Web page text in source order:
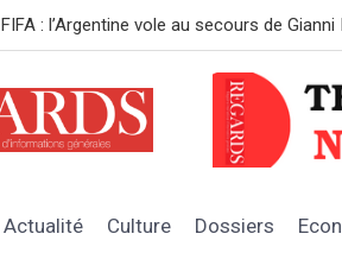
LE MINISTRE DES FORCES ARMÉES
Actualité Culture Dossiers